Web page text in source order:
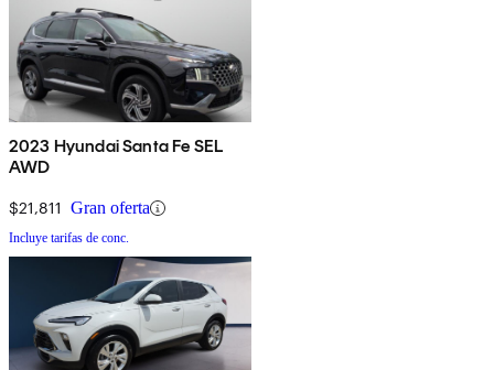
2023 Hyundai Santa Fe SEL
AWD
$21,811 Gran oferta
Incluye tarifas de conc.